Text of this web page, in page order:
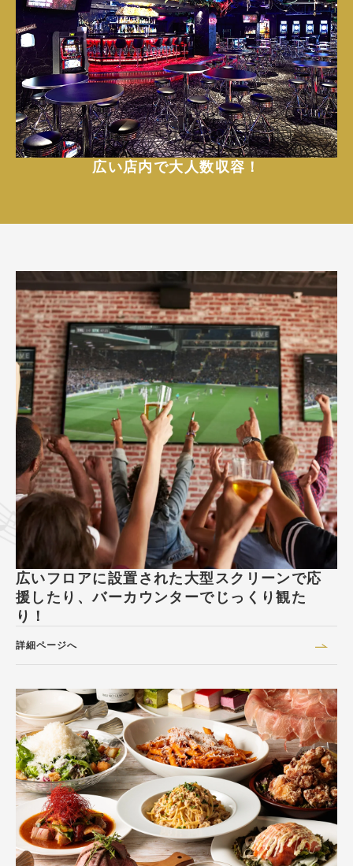
広い店内で大人数収容！
広いフロアに設置された大型スクリーンで応
援したり、バーカウンターでじっくり観た
り！
詳細ページへ